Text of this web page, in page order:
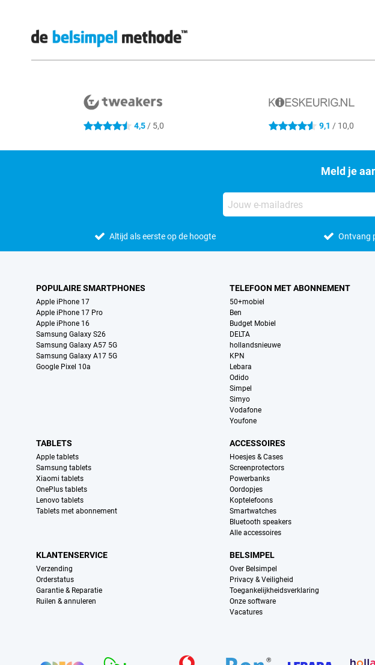
4.5 sterren 4,5/ 5,0 4.6 sterren 9,1 / 10,0
Meld je
Altijd als eerste op de hoogte Ontvang
POPULAIRE SMARTPHONES
Apple iPhone 17
Apple iPhone 17 Pro
Apple iPhone 16
Samsung Galaxy S26
Samsung Galaxy A57 5G
Samsung Galaxy A17 5G
Google Pixel 10a
TELEFOON MET ABONNEMENT
50+mobiel
Ben
Budget Mobiel
DELTA
hollandsnieuwe
KPN
Lebara
Odido
Simpel
Simyo
Vodafone
Youfone
TABLETS
Apple tablets
Samsung tablets
Xiaomi tablets
OnePlus tablets
Lenovo tablets
Tablets met abonnement
ACCESSOIRES
Hoesjes & Cases
Screenprotectors
Powerbanks
Oordopjes
Koptelefoons
Smartwatches
Bluetooth speakers
Alle accessoires
KLANTENSERVICE
Verzending
Orderstatus
Garantie & Reparatie
Ruilen & annuleren
BELSIMPEL
Over Belsimpel
Privacy & Veiligheid
Toegankelijkheidsverklaring
Onze software
Vacatures